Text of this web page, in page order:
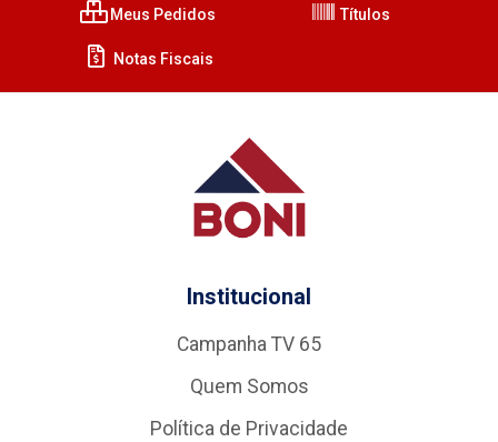
Meus Pedidos Títulos
Notas Fiscais
Institucional
Campanha TV 65
Quem Somos
Política de Privacidade